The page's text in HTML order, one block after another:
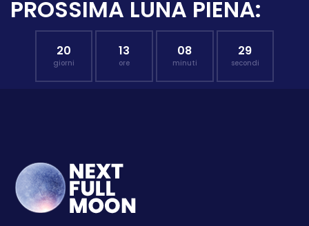
PROSSIMA LUNA PIENA:
20
giorni
13
ore
08
minuti
28
secondi